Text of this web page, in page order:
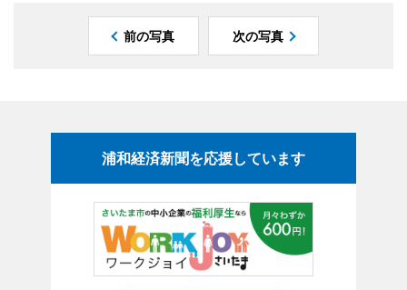
前の写真 次の写真
浦和経済新聞を応援しています